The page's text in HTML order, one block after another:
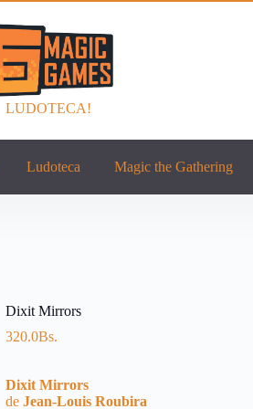
LUDOTECA!
Ludoteca Magic the Gathering
Dixit Mirrors
320.0Bs.
Dixit Mirrors
de Jean-Louis Roubira